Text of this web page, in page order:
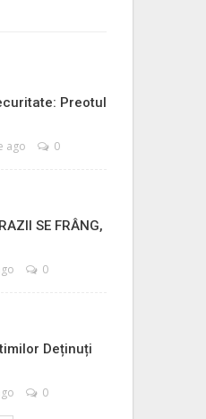
Preotul
ago 0
SE FRÂNG,
0
Deținuți
0